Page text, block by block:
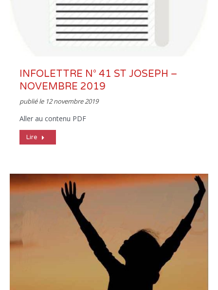
INFOLETTRE N° 41 ST JOSEPH –
NOVEMBRE 2019
publié le 12 novembre 2019
Aller au contenu PDF
Lire